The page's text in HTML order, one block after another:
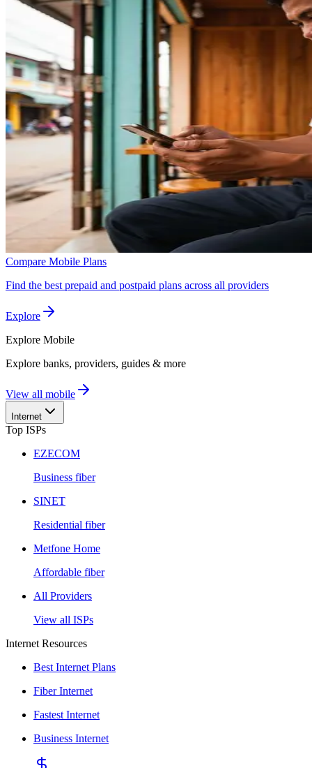
Compare Mobile Plans
Find the best prepaid and postpaid plans across all providers
Explore
Explore Mobile
Explore banks, providers, guides & more
View all mobile
Internet
Top ISPs
EZECOM
Business fiber
SINET
Residential fiber
Metfone Home
Affordable fiber
All Providers
View all ISPs
Internet Resources
Best Internet Plans
Fiber Internet
Fastest Internet
Business Internet